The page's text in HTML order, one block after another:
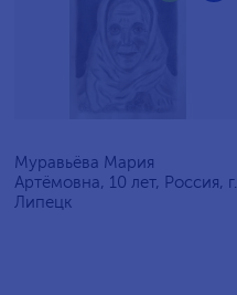
Муравьёва Мария
Артёмовна, 10 лет, Россия, г.
Липецк